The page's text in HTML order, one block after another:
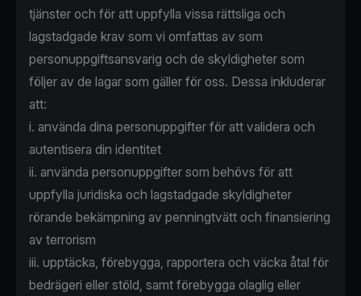
tjänster och för att uppfylla vissa rättsliga och
lagstadgade krav som vi omfattas av som
personuppgiftsansvarig och de skyldigheter som
följer av de lagar som gäller för oss. Dessa inkluderar
att:
i. använda dina personuppgifter för att validera och
autentisera din identitet
ii. använda personuppgifter som behövs för att
uppfylla juridiska och lagstadgade skyldigheter
rörande bekämpning av penningtvätt och finansiering
av terrorism
iii. upptäcka, förebygga, rapportera och väcka åtal för
bedrägeri eller stöld, samt förebygga olaglig eller